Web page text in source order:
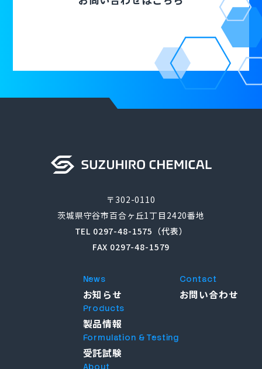
〒302-0110
茨城県守谷市百合ヶ丘1丁目2420番地
TEL 0297-48-1575（代表）
FAX 0297-48-1579
News
お知らせ
Products
製品情報
Formulation & Testing
受託試験
About
Contact
お問い合わせ